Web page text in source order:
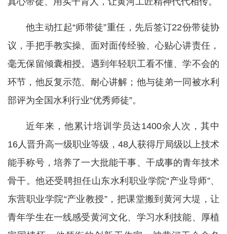
他主动扛起“师带徒”重任，先后签订22份带徒协
议，手把手教实操、面对面传经验、心贴心讲责任，
毫无保留倾囊相授。遇到年轻职工看不懂、学不会的
环节，他反复示范、耐心讲解；他与徒弟一同被水利
部评为全国水利行业“优秀师徒”。
近年来，他累计培训学员达1400余人次，其中
16人晋升高一级职业等级，48人获得厅局级以上技术
能手称号，培养了一大批能干事、干成事的青年技术
骨干。他还受聘担任山东水利职业学院“产业导师”、
东营职业学院“产业教授”，把课堂搬到黄河大堤，让
青年学生在一线感受黄河文化、学习水利技能、厚植